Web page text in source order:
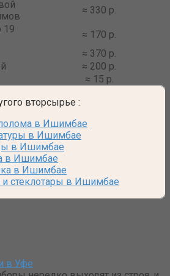
≈ 330 р.
19
≈ 170 р.
≈ 370 р.
≈ 200 р.
≈ 15 р.
вторсырье :
в Ишимбае
в Ишимбае
в Ишимбае
в Ишимбае
в Ишимбае
и стеклотары в Ишимбае
в Уфе